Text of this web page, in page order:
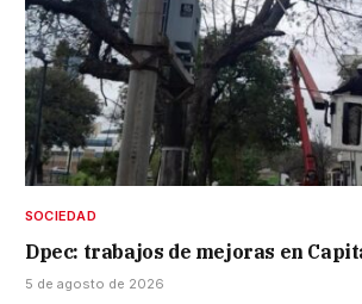
SOCIEDAD
Dpec: trabajos de mejoras en
5 de agosto de 2026